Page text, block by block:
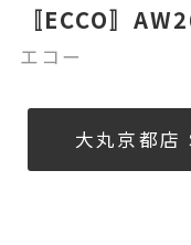
〚ECCO〛
エコー
大丸京都店